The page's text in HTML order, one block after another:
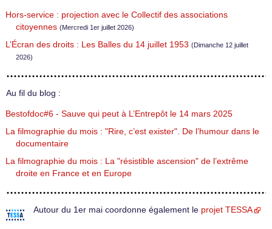
Hors-service : projection avec le Collectif des associations
citoyennes (Mercredi 1er juillet 2026)
L’Écran des droits : Les Balles du 14 juillet 1953 (Dimanche 12 juillet
2026)
Au fil du blog :
Bestofdoc#6 - Sauve qui peut à L’Entrepôt le 14 mars 2025
La filmographie du mois : "Rire, c’est exister". De l’humour dans le
documentaire
La filmographie du mois : La "résistible ascension" de l’extrême
droite en France et en Europe
Autour du 1er mai coordonne également le projet TESSA